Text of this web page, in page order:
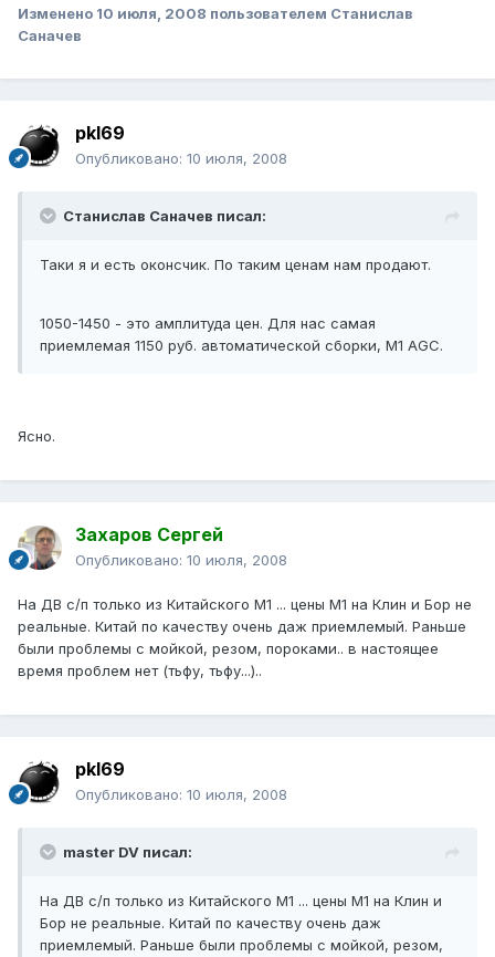
Изменено 10 июля, 2008 пользователем Станислав
Саначев
pkl69
Опубликовано: 10 июля, 2008
Станислав Саначев писал:
Таки я и есть оконсчик. По таким ценам нам продают.
1050-1450 - это амплитуда цен. Для нас самая
приемлемая 1150 руб. автоматической сборки, М1 AGC.
Ясно.
Захаров Сергей
Опубликовано: 10 июля, 2008
На ДВ с/п только из Китайского М1 ... цены М1 на Клин и Бор не
реальные. Китай по качеству очень даж приемлемый. Раньше
были проблемы с мойкой, резом, пороками.. в настоящее
время проблем нет (тьфу, тьфу...)..
pkl69
Опубликовано: 10 июля, 2008
master DV писал:
На ДВ с/п только из Китайского М1 ... цены М1 на Клин и
Бор не реальные. Китай по качеству очень даж
приемлемый. Раньше были проблемы с мойкой, резом,